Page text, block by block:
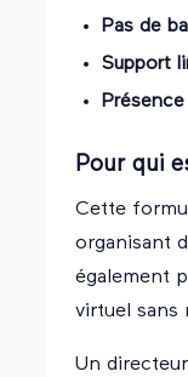
Pas de
Support
Pour qui
Cette
organisant
également
virtuel sans
Un